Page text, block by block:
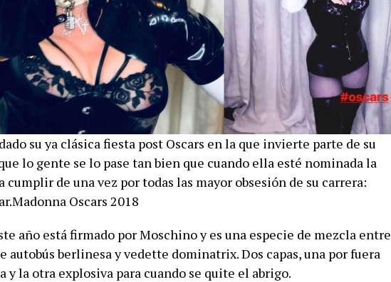
su ya clásica fiesta post Oscars en la que invierte parte de su
lo gente se lo pase tan bien que cuando ella esté nominada la
cumplir de una vez por todas las mayor obsesión de su carrera:
Oscars 2018
año está firmado por Moschino y es una especie de mezcla entre
autobús berlinesa y vedette dominatrix. Dos capas, una por fuera
y la otra explosiva para cuando se quite el abrigo.